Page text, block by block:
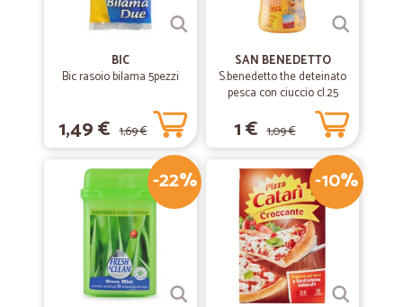
BIC
Bic rasoio bilama 5pezzi
1,49 € 1,69 €
SAN BENEDETTO
S.benedetto the deteinato
pesca con ciuccio cl.25
1 € 1,09 €
-22% -10%